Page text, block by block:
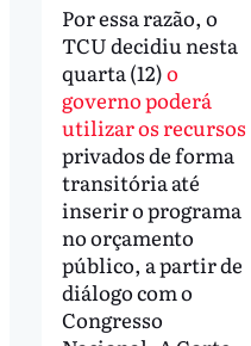
Por essa razão, o
TCU decidiu nesta
quarta (12)o
governo poderá
utilizar os recursos
privados de forma
transitória até
inserir o programa
no orçamento
público, a partir de
diálogo com o
Congresso